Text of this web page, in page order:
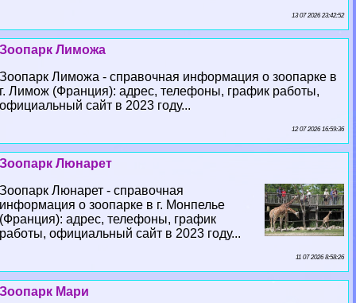
13 07 2026 23:42:52
Зоопарк Лиможа
Зоопарк Лиможа - справочная информация о зоопарке в
г. Лимож (Франция): адрес, телефоны, график работы,
официальный сайт в 2023 году...
12 07 2026 16:59:36
Зоопарк Люнарет
Зоопарк Люнарет - справочная
информация о зоопарке в г. Монпелье
(Франция): адрес, телефоны, график
работы, официальный сайт в 2023 году...
11 07 2026 8:58:26
Зоопарк Мари